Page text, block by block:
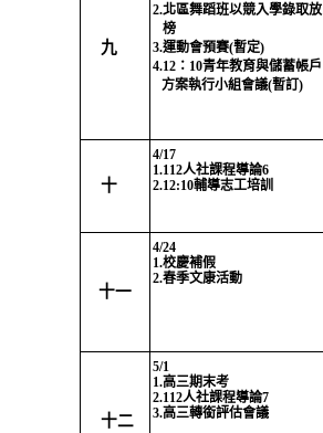
九
2.北區舞蹈班以競入學錄取放
榜
3.運動會預賽(暫定)
4.12： 10青年教育與儲蓄帳戶
方案執行小組會議(暫訂 )
十
4/17
1.112人社課程導論6
2.12:10輔導志工培訓
十一
4/24
1.校慶補假
2.春季文康活動
十二
5/1
1.高三期末考
2.112人社課程導論7
3.高三轉銜評估會議